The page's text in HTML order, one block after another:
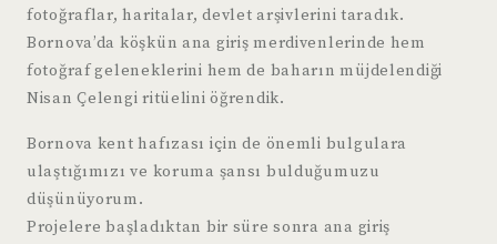
fotoğraflar, haritalar, devlet arşivlerini taradık.
Bornova’da köşkün ana giriş merdivenlerinde hem
fotoğraf geleneklerini hem de baharın müjdelendiği
Nisan Çelengi ritüelini öğrendik.
Bornova kent hafızası için de önemli bulgulara
ulaştığımızı ve koruma şansı bulduğumuzu
düşünüyorum.
Projelere başladıktan bir süre sonra ana giriş